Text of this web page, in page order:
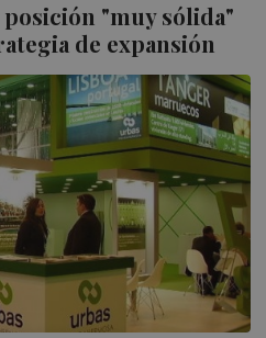
"muy sólida"
de expansión